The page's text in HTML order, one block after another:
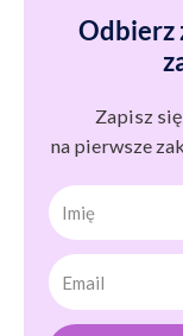
Odbierz
Zapisz
na pierwsze
Imię